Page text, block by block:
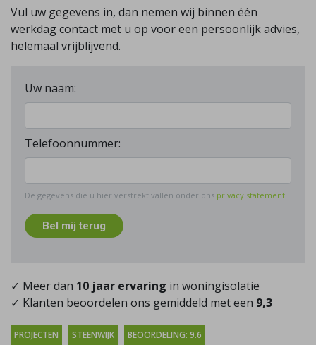
Vul uw gegevens in, dan nemen wij binnen één
werkdag contact met u op voor een persoonlijk advies,
helemaal vrijblijvend.
Uw naam:
Telefoonnummer:
De gegevens die u hier verstrekt vallen onder ons privacy statement.
Bel mij terug
✓ Meer dan 10 jaar ervaring in woningisolatie
✓ Klanten beoordelen ons gemiddeld met een 9,3
PROJECTEN STEENWIJK BEOORDELING: 9.6